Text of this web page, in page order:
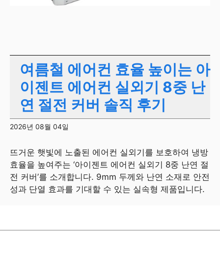
여름철 에어컨 효율 높이는 아
이젠트 에어컨 실외기 8중 난
연 절전 커버 솔직 후기
2026년 08월 04일
뜨거운 햇빛에 노출된 에어컨 실외기를 보호하여 냉방
효율을 높여주는 ‘아이젠트 에어컨 실외기 8중 난연 절
전 커버’를 소개합니다. 9mm 두께와 난연 소재로 안전
성과 단열 효과를 기대할 수 있는 실속형 제품입니다.